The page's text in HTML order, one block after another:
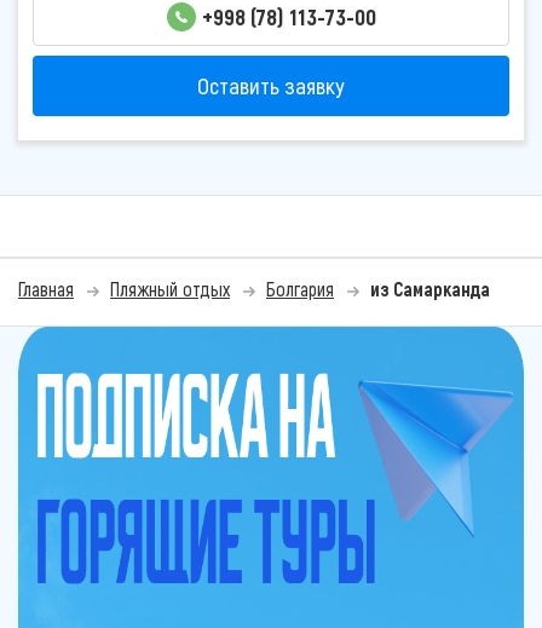
+998 (78) 113-73-00
Оставить заявку
Главная Пляжный отдых Болгария из Самарканда